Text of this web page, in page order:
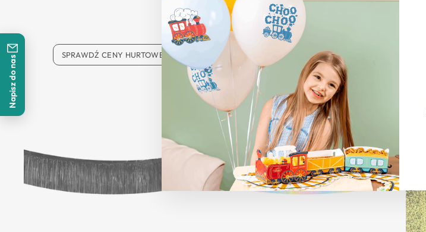
Napisz do nas
SPRAWDŹ CENY HURTOWE SPRAWDŹ CENY HURTOWE